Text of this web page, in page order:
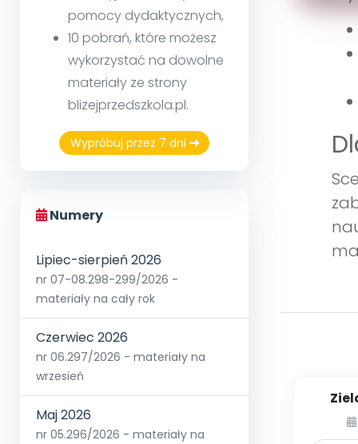
pomocy dydaktycznych,
10 pobrań, które możesz
wykorzystać na dowolne
materiały ze strony
blizejprzedszkola.pl.
Wypróbuj przez 7 dni
Numery
Lipiec-sierpień 2026
nr 07-08.298-299/2026 -
materiały na cały rok
Czerwiec 2026
nr 06.297/2026 - materiały na
wrzesień
Maj 2026
nr 05.296/2026 - materiały na